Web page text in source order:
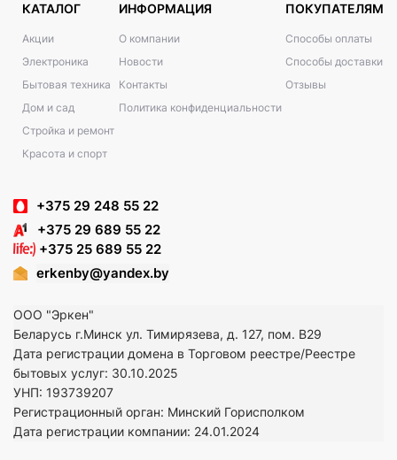
КАТАЛОГ
Акции
Электроника
Бытовая техника
Дом и сад
Стройка и ремонт
Красота и спорт
ИНФОРМАЦИЯ
О компании
Новости
Контакты
Политика конфиденциальности
ПОКУПАТЕЛЯМ
Способы оплаты
Способы доставки
Отзывы
+375 29 248 55 22
+375 29 689 55 22
+375 25 689 55 22
erkenby@yandex.by
ООО "Эркен"
Беларусь г.Минск ул. Тимирязева, д. 127, пом. В29
Дата регистрации домена в Торговом реестре/Реестре
бытовых услуг: 30.10.2025
УНП: 193739207
Регистрационный орган: Минский Горисполком
Дата регистрации компании: 24.01.2024